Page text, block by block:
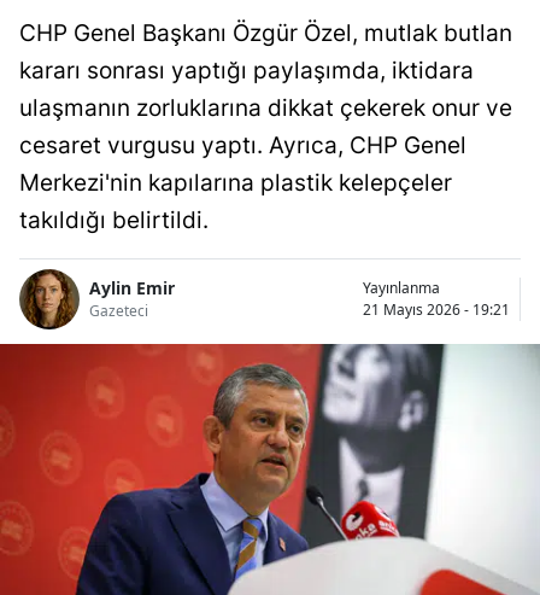
CHP Genel Başkanı Özgür Özel, mutlak butlan
kararı sonrası yaptığı paylaşımda, iktidara
ulaşmanın zorluklarına dikkat çekerek onur ve
cesaret vurgusu yaptı. Ayrıca, CHP Genel
Merkezi'nin kapılarına plastik kelepçeler
takıldığı belirtildi.
Aylin Emir
Gazeteci
Yayınlanma
21 Mayıs 2026 - 19:21